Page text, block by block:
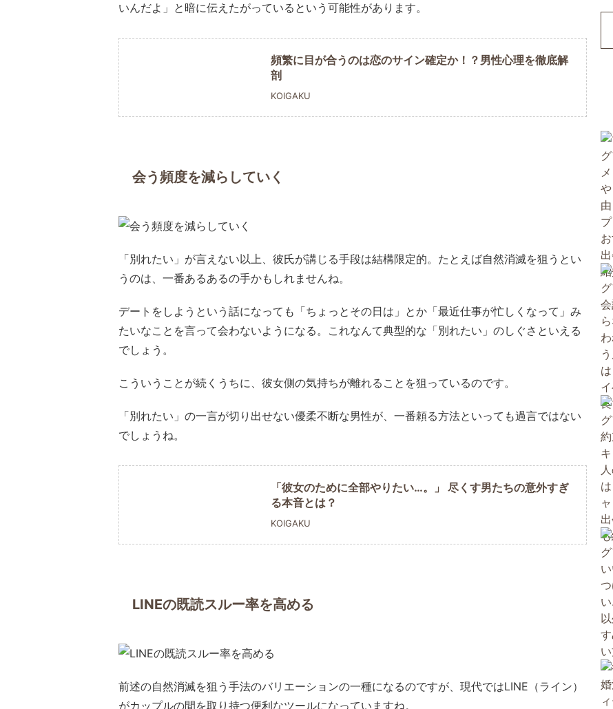
いんだよ」と暗に伝えたがっているという可能性があります。
頻繁に目が合うのは恋のサイン確定か！？男性心理を徹底解
剖
KOIGAKU
会う頻度を減らしていく
「別れたい」が言えない以上、彼氏が講じる手段は結構限定的。たとえば自然消滅を狙うとい
うのは、一番あるあるの手かもしれませんね。
デートをしようという話になっても「ちょっとその日は」とか「最近仕事が忙しくなって」み
たいなことを言って会わないようになる。これなんて典型的な「別れたい」のしぐさといえる
でしょう。
こういうことが続くうちに、彼女側の気持ちが離れることを狙っているのです。
「別れたい」の一言が切り出せない優柔不断な男性が、一番頼る方法といっても過言ではない
でしょうね。
「彼女のために全部やりたい…。」 尽くす男たちの意外すぎ
る本音とは？
KOIGAKU
LINEの既読スルー率を高める
前述の自然消滅を狙う手法のバリエーションの一種になるのですが、現代ではLINE（ライン）
がカップルの間を取り持つ便利なツールになっていますね。